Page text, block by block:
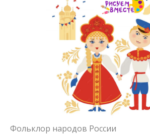
Фольклор народов России